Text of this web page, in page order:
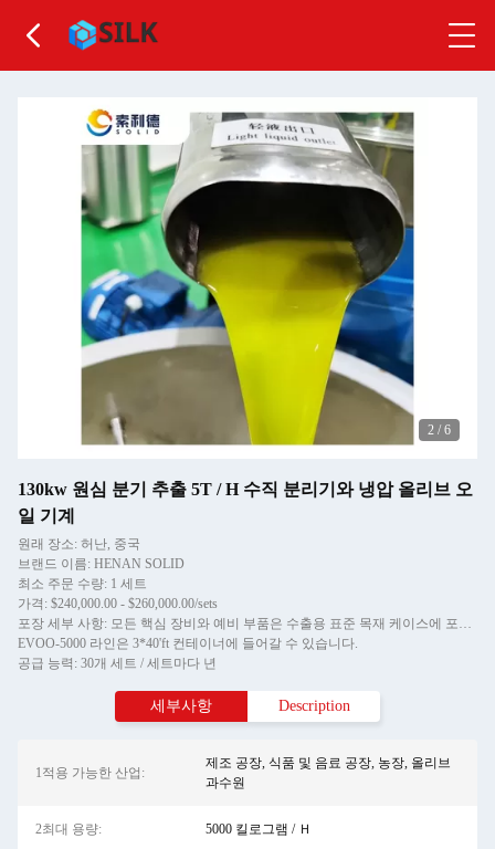
3 / 6
130kw 원심 분기 추출 5T / H 수직 분리기와 냉압 올리브 오
일 기계
원래 장소: 허난, 중국
브랜드 이름: HENAN SOLID
최소 주문 수량: 1 세트
가격: $240,000.00 - $260,000.00/sets
포장 세부 사항: 모든 핵심 장비와 예비 부품은 수출용 표준 목재 케이스에 포장됩니다.
EVOO-5000 라인은 3*40'ft 컨테이너에 들어갈 수 있습니다.
공급 능력: 30개 세트 / 세트마다 년
세부사항 Description
1적용 가능한 산업:
제조 공장, 식품 및 음료 공장, 농장, 올리브
과수원
2최대 용량: 5000 킬로그램 / Ｈ